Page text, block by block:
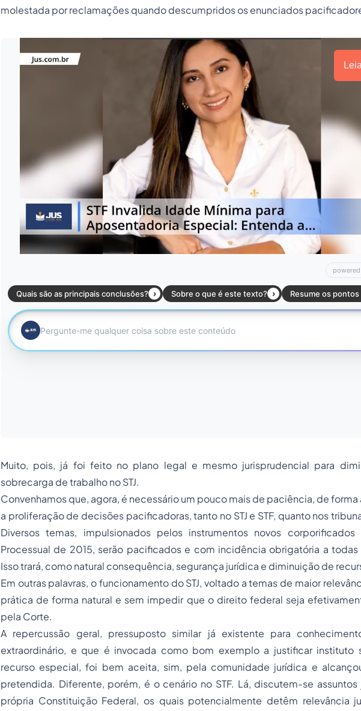
molestada por reclamações quando descumpridos os enunciados
Muito, pois, já foi feito no plano legal e mesmo jurisprudencial para
sobrecarga de trabalho no STJ.
Convenhamos que, agora, é necessário um pouco mais de paciência, de forma
a proliferação de decisões pacificadoras, tanto no STJ e STF, quanto nos
Diversos temas, impulsionados pelos instrumentos novos
Processual de 2015, serão pacificados e com incidência obrigatória a todas
Isso trará, como natural consequência, segurança jurídica e diminuição de
Em outras palavras, o funcionamento do STJ, voltado a temas de maior
prática de forma natural e sem impedir que o direito federal seja
pela Corte.
A repercussão geral, pressuposto similar já existente para
extraordinário, e que é invocada como bom exemplo a justificar instituto
recurso especial, foi bem aceita, sim, pela comunidade jurídica e
pretendida. Diferente, porém, é o cenário no STF. Lá, discutem-se
própria Constituição Federal, os quais potencialmente detêm relevância